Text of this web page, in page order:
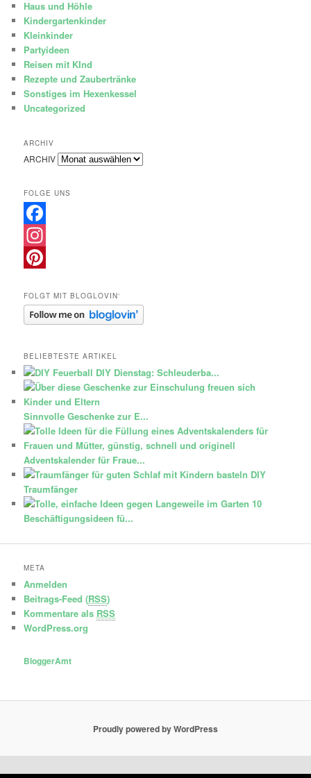
Haus und Höhle
Kindergartenkinder
Kleinkinder
Partyideen
Reisen mit KInd
Rezepte und Zaubertränke
Sonstiges im Hexenkessel
Uncategorized
ARCHIV
ARCHIV
FOLGE UNS
Facebook
Instagram
FOLGT MIT BLOGLOVIN‘
BELIEBTESTE ARTIKEL
DIY Dienstag: Schleuderba...
Sinnvolle Geschenke zur E...
Adventskalender für Fraue...
DIY
Traumfänger
10
Beschäftigungsideen fü...
META
Anmelden
Beitrags-Feed (RSS)
Kommentare als RSS
WordPress.org
BloggerAmt
Proudly powered by WordPress